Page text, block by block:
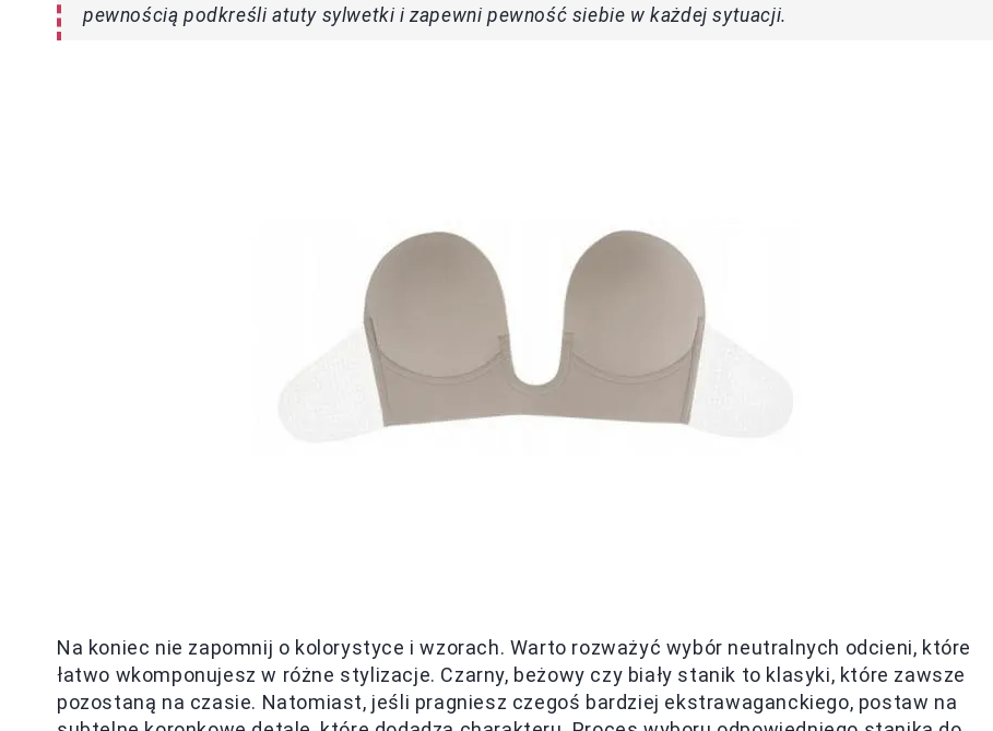
pewnością podkreśli atuty sylwetki i zapewni pewność siebie w każdej sytuacji.
Na koniec nie zapomnij o kolorystyce i wzorach. Warto rozważyć wybór neutralnych odcieni, które
łatwo wkomponujesz w różne stylizacje. Czarny, beżowy czy biały stanik to klasyki, które zawsze
pozostaną na czasie. Natomiast, jeśli pragniesz czegoś bardziej ekstrawaganckiego, postaw na